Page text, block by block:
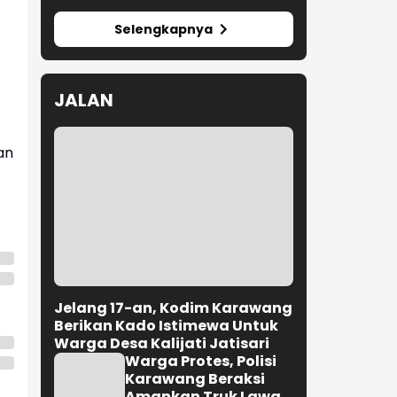
Selengkapnya
JALAN
Jelang 17-an, Kodim Karawang
Berikan Kado Istimewa Untuk
Warga Desa Kalijati Jatisari
Warga Protes, Polisi
Karawang Beraksi